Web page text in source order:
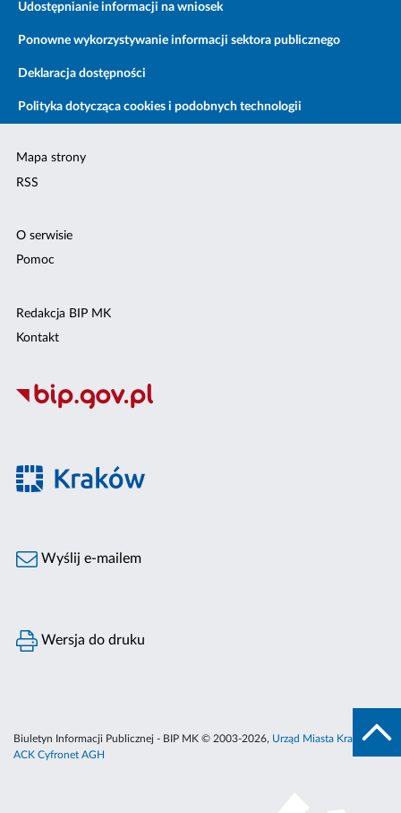
Udostępnianie informacji na wniosek
Ponowne wykorzystywanie informacji sektora publicznego
Deklaracja dostępności
Polityka dotycząca cookies i podobnych technologii
Mapa strony
RSS
O serwisie
Pomoc
Redakcja BIP MK
Kontakt
Wyślij e-mailem
Wersja do druku
Biuletyn Informacji Publicznej - BIP MK © 2003-2026, Urząd Miasta Krakowa
ACK Cyfronet AGH